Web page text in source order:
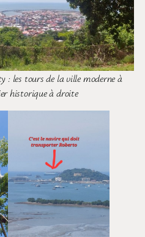
: les tours de la ville moderne à
historique à droite